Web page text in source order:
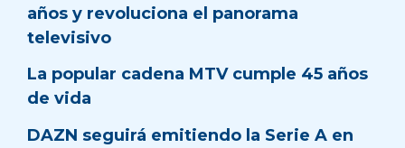
años y revoluciona el panorama
televisivo
La popular cadena MTV cumple 45 años
de vida
DAZN seguirá emitiendo la Serie A en